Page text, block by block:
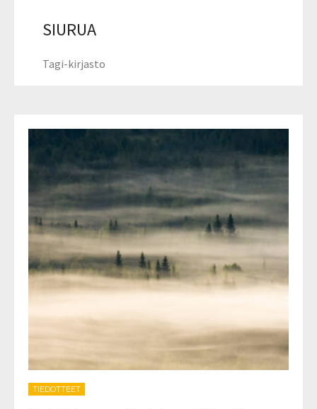
SIURUA
Tagi-kirjasto
TIEDOTTEET